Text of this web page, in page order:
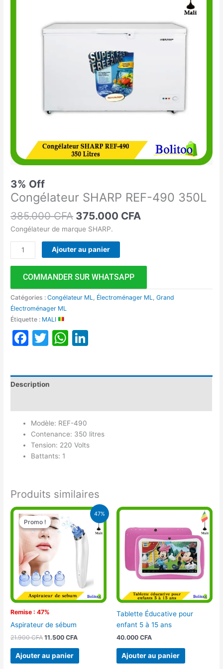
3% Off
Congélateur SHARP REF-490 350L
385.000CFA 375.000 CFA
375.000 CFA.
Congélateur de marque SHARP.
Ajouter au panier
COMMANDER SUR WHATSAPP
Catégories :Congélateur ML Électroménager ML ,Grand
Électroménager ML
Étiquette : MALI
Facebook
TwitterWhatsApp
Description
Modèle: REF-490
Contenance: 350 litres
Tension: 220 Volts
Battants: 1
Produits similaires
47%
Promo !
Remise : 47%
Promo !
Aspirateur de sébum
21.900CFA
Le
prix
initial
était :
21.900 CFA.
11.500CFA
Le
actuel
est :
11.500 CFA.
Ajouter au panier
Tablette Éducative pour
enfant 5 à 15 ans
40.000 CFA
Ajouter au panier